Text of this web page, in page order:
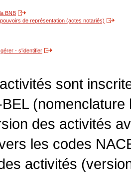
BNB
de représentation (actes notariés)
- s'identifier
sont
des activités
les codes
activités